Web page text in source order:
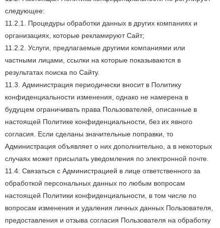
следующее:
11.2.1. Процедуры обработки данных в других компаниях и
организациях, которые рекламируют Сайт;
11.2.2. Услуги, предлагаемые другими компаниями или
частными лицами, ссылки на которые показываются в
результатах поиска по Сайту.
11.3. Администрация периодически вносит в Политику
конфиденциальности изменения, однако не намерена в
будущем ограничивать права Пользователей, описанные в
настоящей Политике конфиденциальности, без их явного
согласия. Если сделаны значительные поправки, то
Администрация объявляет о них дополнительно, а в некоторых
случаях может присылать уведомления по электронной почте.
11.4. Связаться с Администрацией в лице ответственного за
обработкой персональных данных по любым вопросам
настоящей Политики конфиденциальности, в том числе по
вопросам изменения и удаления личных данных Пользователя,
предоставления и отзыва согласия Пользователя на обработку